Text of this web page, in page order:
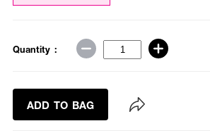
Quantity :
ADD TO BAG